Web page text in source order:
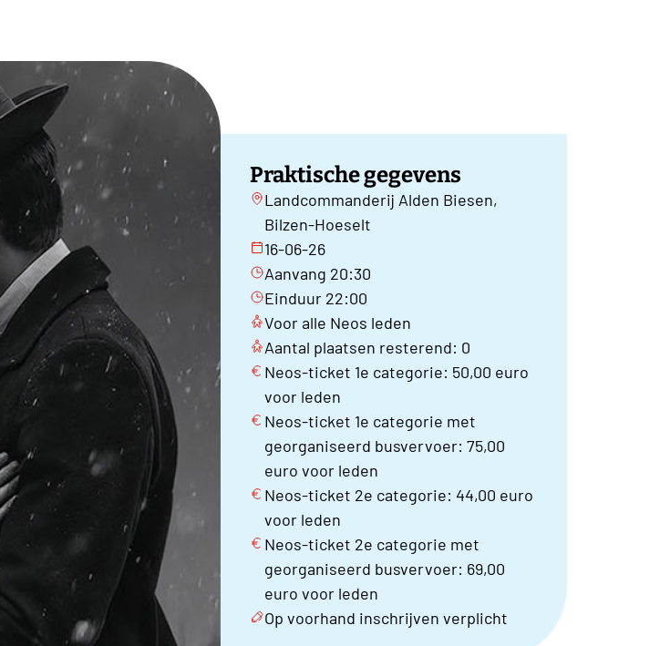
Praktische gegevens
Landcommanderij Alden Biesen,
Bilzen-Hoeselt
16-06-26
Aanvang 20:30
Einduur 22:00
Voor alle Neos leden
Aantal plaatsen resterend: 0
Neos-ticket 1e categorie: 50,00 euro
voor leden
Neos-ticket 1e categorie met
georganiseerd busvervoer: 75,00
euro voor leden
Neos-ticket 2e categorie: 44,00 euro
voor leden
Neos-ticket 2e categorie met
georganiseerd busvervoer: 69,00
euro voor leden
Op voorhand inschrijven verplicht